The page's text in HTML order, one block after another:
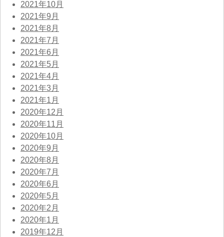
2021年10月
2021年9月
2021年8月
2021年7月
2021年6月
2021年5月
2021年4月
2021年3月
2021年1月
2020年12月
2020年11月
2020年10月
2020年9月
2020年8月
2020年7月
2020年6月
2020年5月
2020年2月
2020年1月
2019年12月